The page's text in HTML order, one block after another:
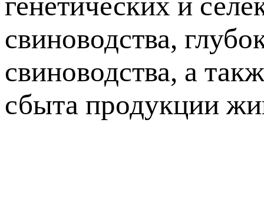
свиноводства,
свиноводства, а
сбыта продукции